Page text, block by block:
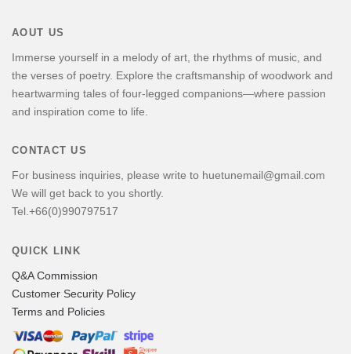
AOUT US
Immerse yourself in a melody of art, the rhythms of music, and
the verses of poetry. Explore the craftsmanship of woodwork and
heartwarming tales of four-legged companions—where passion
and inspiration come to life.
CONTACT US
For business inquiries, please write to huetunemail@gmail.com
We will get back to you shortly.
Tel.+66(0)990797517
QUICK LINK
Q&A Commission
Customer Security Policy
Terms and Policies